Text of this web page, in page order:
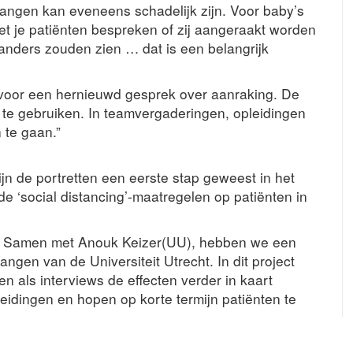
kan eveneens schadelijk zijn. Voor baby’s
je patiënten bespreken of zij aangeraakt worden
zouden zien … dat is een belangrijk
een hernieuwd gesprek over aanraking. De
gebruiken. In teamvergaderingen, opleidingen
gaan.”
de portretten een eerste stap geweest in het
‘social distancing’-maatregelen op patiënten in
met Anouk Keizer(UU), hebben we een
van de Universiteit Utrecht. In dit project
als interviews de effecten verder in kaart
en hopen op korte termijn patiënten te